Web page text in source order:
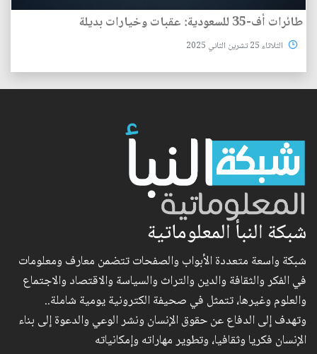
طائرات أف-35 للسعودية: عقبات وخيارات بديلة
الثلاثاء 25 تشرين الثاني 2025
شبكة النبأ المعلوماتية
شبكة واسعة متعددة الأبواب والصفحات تتضمن معارف ومعلومات
في الفكر والثقافة والدين والتراث والسياسة والاقتصاد والاجتماع
والعلوم وغيرها، تتمثل في صحيفة الكترونية يومية شاملة..
وتهدف إلى الدفاع عن حقوق الإنسان ونشر الوعي والدعوة إلى بناء
الإنسان فكريا وثقافيا، وتطوير مهاراته وإمكانياته